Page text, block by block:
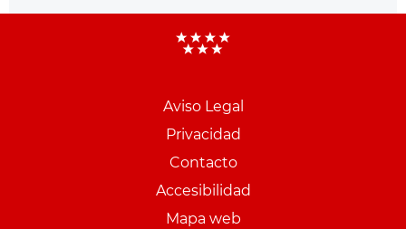
Aviso Legal
Privacidad
Contacto
Accesibilidad
Mapa web